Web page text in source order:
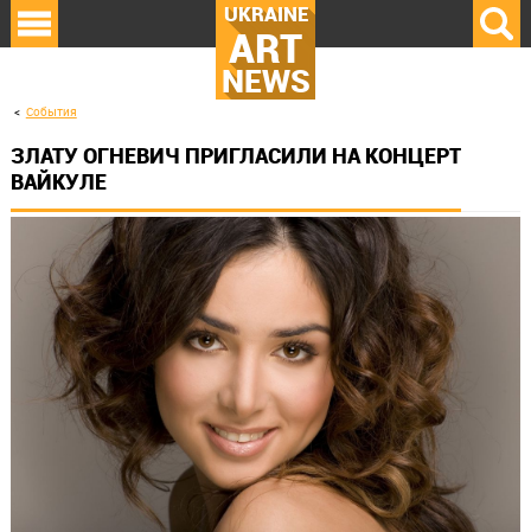
UKRAINE
ART
NEWS
События
ЗЛАТУ ОГНЕВИЧ ПРИГЛАСИЛИ НА КОНЦЕРТ
ВАЙКУЛЕ